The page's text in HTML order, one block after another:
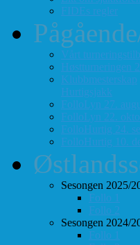
FIDEs regler
Vårt
Høstturneringen
Klubbmesterskap
Hurtigsjakk
FolloLyn 27.
FolloLyn 22.
FolloHurtig 24.
FolloHurtig 10.
Sesongen 2025/
Follo 1
Follo 2
Sesongen 2024/
Follo 1